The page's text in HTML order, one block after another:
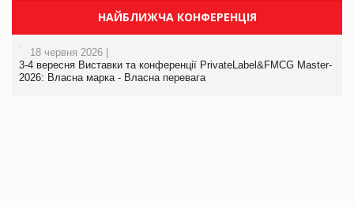
НАЙБЛИЖЧА КОНФЕРЕНЦІЯ
18 червня 2026 |
3-4 вересня Виставки та конференції PrivateLabel&FMCG Master-
2026: Власна марка - Власна перевага